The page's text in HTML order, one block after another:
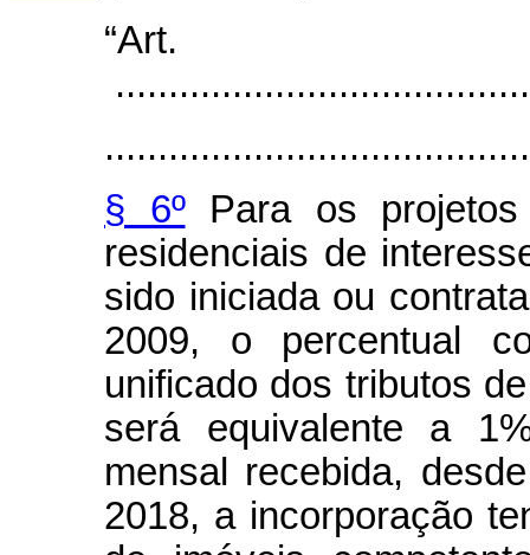
§ 6ºPara os projetos
residenciais de
sido iniciada ou
2009, o percentual
unificado dos tributos
será equivalente a
mensal recebida,
2018, a incorporação